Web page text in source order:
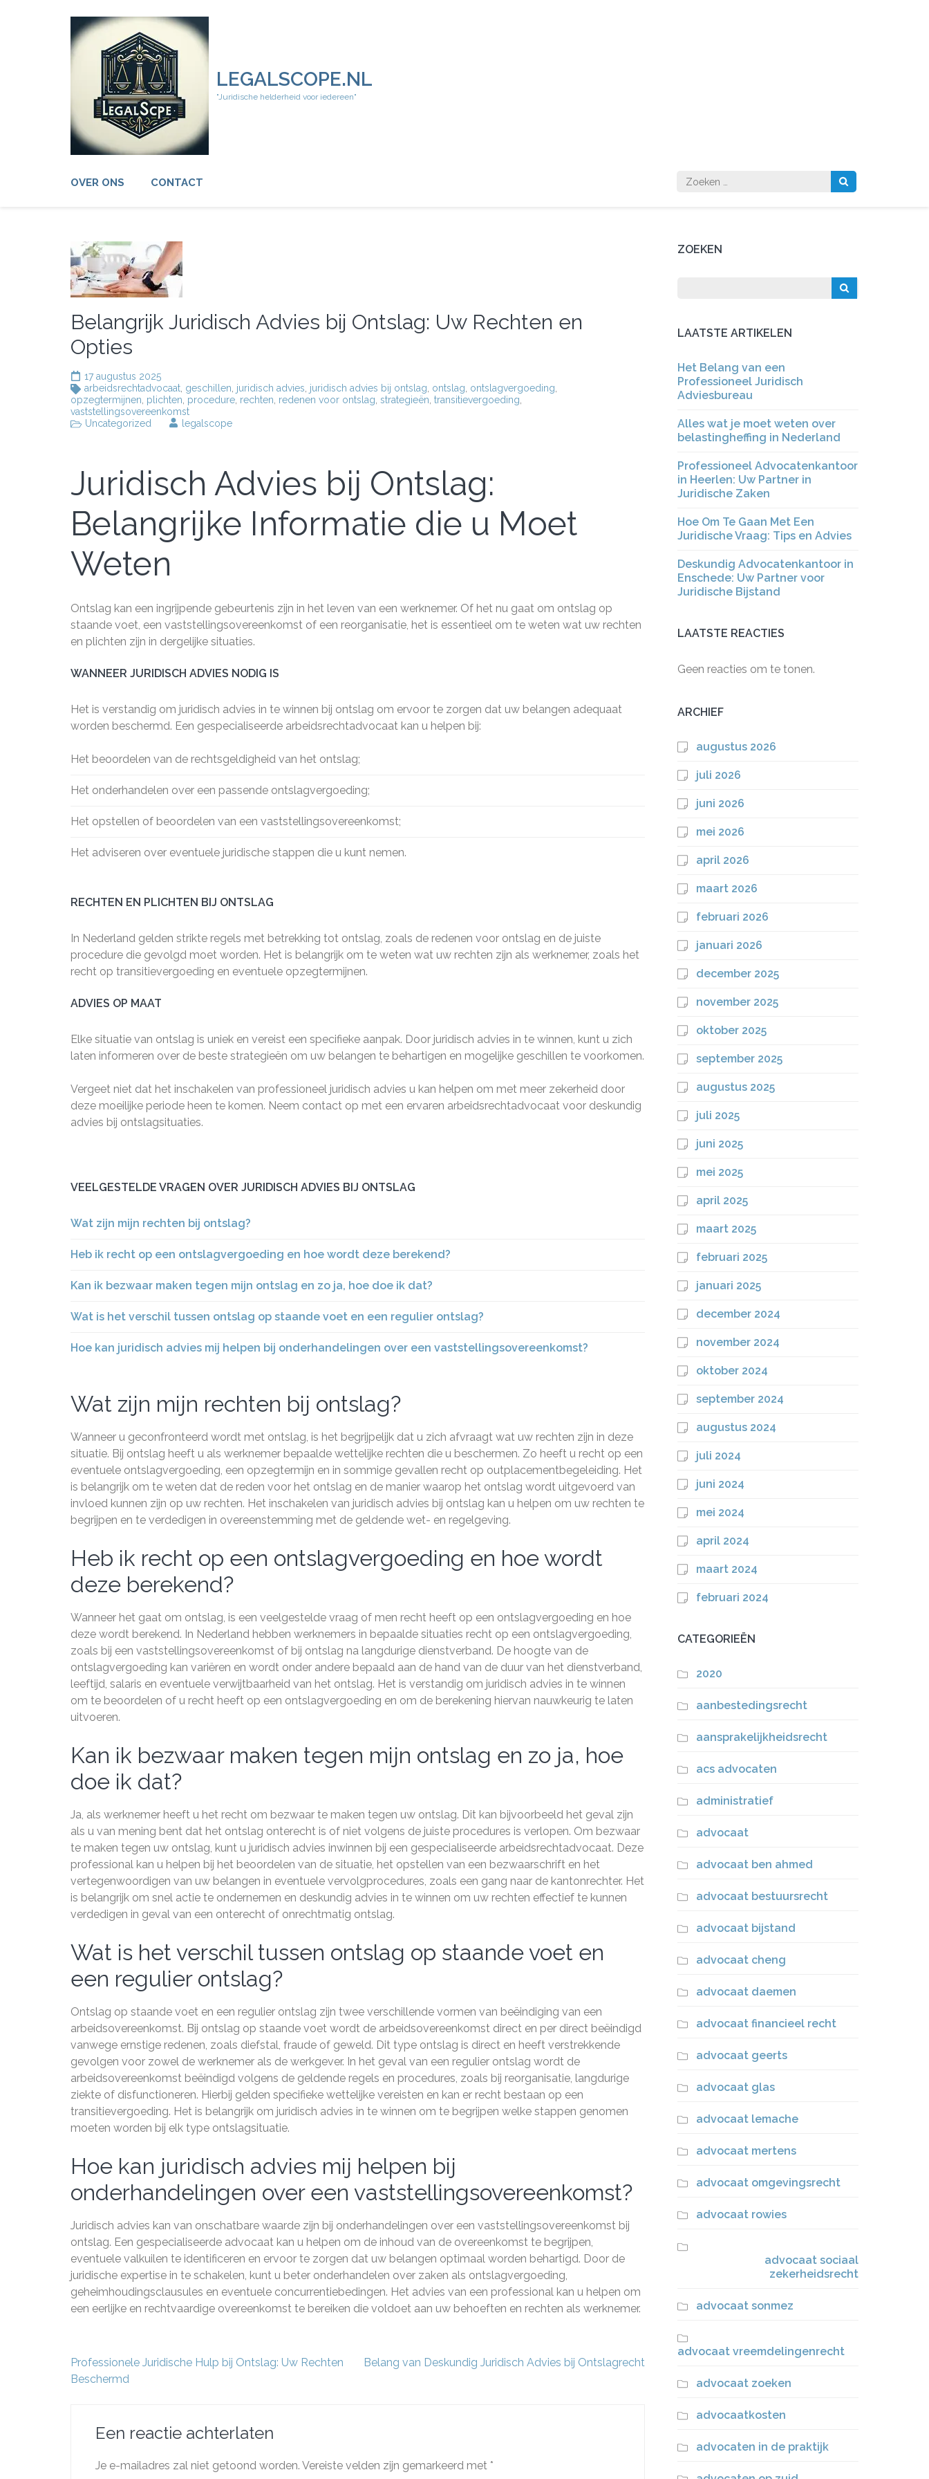
LEGALSCOPE.NL
"Juridische helderheid voor iedereen"
OVER ONS CONTACT
Zoeken
naar:
Belangrijk Juridisch Advies bij Ontslag: Uw Rechten en
Opties
17 augustus 2025
arbeidsrechtadvocaat geschillen juridisch advies juridisch advies bij ontslag ontslag ontslagvergoeding
opzegtermijnen plichten procedure rechten redenen voor ontslag strategieën transitievergoeding
vaststellingsovereenkomst
Uncategorized
legalscope
Juridisch Advies bij Ontslag:
Belangrijke Informatie die u Moet
Weten
Ontslag kan een ingrijpende gebeurtenis zijn in het leven van een werknemer. Of het nu gaat om ontslag op
staande voet, een vaststellingsovereenkomst of een reorganisatie, het is essentieel om te weten wat uw rechten
en plichten zijn in dergelijke situaties.
WANNEER JURIDISCH ADVIES NODIG IS
Het is verstandig om juridisch advies in te winnen bij ontslag om ervoor te zorgen dat uw belangen adequaat
worden beschermd. Een gespecialiseerde arbeidsrechtadvocaat kan u helpen bij:
Het beoordelen van de rechtsgeldigheid van het ontslag;
Het onderhandelen over een passende ontslagvergoeding;
Het opstellen of beoordelen van een vaststellingsovereenkomst;
Het adviseren over eventuele juridische stappen die u kunt nemen.
RECHTEN EN PLICHTEN BIJ ONTSLAG
In Nederland gelden strikte regels met betrekking tot ontslag, zoals de redenen voor ontslag en de juiste
procedure die gevolgd moet worden. Het is belangrijk om te weten wat uw rechten zijn als werknemer, zoals het
recht op transitievergoeding en eventuele opzegtermijnen.
ADVIES OP MAAT
Elke situatie van ontslag is uniek en vereist een specifieke aanpak. Door juridisch advies in te winnen, kunt u zich
laten informeren over de beste strategieën om uw belangen te behartigen en mogelijke geschillen te voorkomen.
Vergeet niet dat het inschakelen van professioneel juridisch advies u kan helpen om met meer zekerheid door
deze moeilijke periode heen te komen. Neem contact op met een ervaren arbeidsrechtadvocaat voor deskundig
advies bij ontslagsituaties.
VEELGESTELDE VRAGEN OVER JURIDISCH ADVIES BIJ ONTSLAG
Wat zijn mijn rechten bij ontslag?
Heb ik recht op een ontslagvergoeding en hoe wordt deze berekend?
Kan ik bezwaar maken tegen mijn ontslag en zo ja, hoe doe ik dat?
Wat is het verschil tussen ontslag op staande voet en een regulier ontslag?
Hoe kan juridisch advies mij helpen bij onderhandelingen over een vaststellingsovereenkomst?
Wat zijn mijn rechten bij ontslag?
Wanneer u geconfronteerd wordt met ontslag, is het begrijpelijk dat u zich afvraagt wat uw rechten zijn in deze
situatie. Bij ontslag heeft u als werknemer bepaalde wettelijke rechten die u beschermen. Zo heeft u recht op een
eventuele ontslagvergoeding, een opzegtermijn en in sommige gevallen recht op outplacementbegeleiding. Het
is belangrijk om te weten dat de reden voor het ontslag en de manier waarop het ontslag wordt uitgevoerd van
invloed kunnen zijn op uw rechten. Het inschakelen van juridisch advies bij ontslag kan u helpen om uw rechten te
begrijpen en te verdedigen in overeenstemming met de geldende wet- en regelgeving.
Heb ik recht op een ontslagvergoeding en hoe wordt
deze berekend?
Wanneer het gaat om ontslag, is een veelgestelde vraag of men recht heeft op een ontslagvergoeding en hoe
deze wordt berekend. In Nederland hebben werknemers in bepaalde situaties recht op een ontslagvergoeding,
zoals bij een vaststellingsovereenkomst of bij ontslag na langdurige dienstverband. De hoogte van de
ontslagvergoeding kan variëren en wordt onder andere bepaald aan de hand van de duur van het dienstverband,
leeftijd, salaris en eventuele verwijtbaarheid van het ontslag. Het is verstandig om juridisch advies in te winnen
om te beoordelen of u recht heeft op een ontslagvergoeding en om de berekening hiervan nauwkeurig te laten
uitvoeren.
Kan ik bezwaar maken tegen mijn ontslag en zo ja, hoe
doe ik dat?
Ja, als werknemer heeft u het recht om bezwaar te maken tegen uw ontslag. Dit kan bijvoorbeeld het geval zijn
als u van mening bent dat het ontslag onterecht is of niet volgens de juiste procedures is verlopen. Om bezwaar
te maken tegen uw ontslag, kunt u juridisch advies inwinnen bij een gespecialiseerde arbeidsrechtadvocaat. Deze
professional kan u helpen bij het beoordelen van de situatie, het opstellen van een bezwaarschrift en het
vertegenwoordigen van uw belangen in eventuele vervolgprocedures, zoals een gang naar de kantonrechter. Het
is belangrijk om snel actie te ondernemen en deskundig advies in te winnen om uw rechten effectief te kunnen
verdedigen in geval van een onterecht of onrechtmatig ontslag.
Wat is het verschil tussen ontslag op staande voet en
een regulier ontslag?
Ontslag op staande voet en een regulier ontslag zijn twee verschillende vormen van beëindiging van een
arbeidsovereenkomst. Bij ontslag op staande voet wordt de arbeidsovereenkomst direct en per direct beëindigd
vanwege ernstige redenen, zoals diefstal, fraude of geweld. Dit type ontslag is direct en heeft verstrekkende
gevolgen voor zowel de werknemer als de werkgever. In het geval van een regulier ontslag wordt de
arbeidsovereenkomst beëindigd volgens de geldende regels en procedures, zoals bij reorganisatie, langdurige
ziekte of disfunctioneren. Hierbij gelden specifieke wettelijke vereisten en kan er recht bestaan op een
transitievergoeding. Het is belangrijk om juridisch advies in te winnen om te begrijpen welke stappen genomen
moeten worden bij elk type ontslagsituatie.
Hoe kan juridisch advies mij helpen bij
onderhandelingen over een vaststellingsovereenkomst?
Juridisch advies kan van onschatbare waarde zijn bij onderhandelingen over een vaststellingsovereenkomst bij
ontslag. Een gespecialiseerde advocaat kan u helpen om de inhoud van de overeenkomst te begrijpen,
eventuele valkuilen te identificeren en ervoor te zorgen dat uw belangen optimaal worden behartigd. Door de
juridische expertise in te schakelen, kunt u beter onderhandelen over zaken als ontslagvergoeding,
geheimhoudingsclausules en eventuele concurrentiebedingen. Het advies van een professional kan u helpen om
een eerlijke en rechtvaardige overeenkomst te bereiken die voldoet aan uw behoeften en rechten als werknemer.
Berichtnavigatie
Professionele Juridische Hulp bij Ontslag: Uw Rechten
Beschermd
Belang van Deskundig Juridisch Advies bij Ontslagrecht
Een reactie achterlaten
Je e-mailadres zal niet getoond worden. Vereiste velden zijn gemarkeerd met *
ZOEKEN
LAATSTE ARTIKELEN
Het Belang van een
Professioneel Juridisch
Adviesbureau
Alles wat je moet weten over
belastingheffing in Nederland
Professioneel Advocatenkantoor
in Heerlen: Uw Partner in
Juridische Zaken
Hoe Om Te Gaan Met Een
Juridische Vraag: Tips en Advies
Deskundig Advocatenkantoor in
Enschede: Uw Partner voor
Juridische Bijstand
LAATSTE REACTIES
Geen reacties om te tonen.
ARCHIEF
augustus 2026
juli 2026
juni 2026
mei 2026
april 2026
maart 2026
februari 2026
januari 2026
december 2025
november 2025
oktober 2025
september 2025
augustus 2025
juli 2025
juni 2025
mei 2025
april 2025
maart 2025
februari 2025
januari 2025
december 2024
november 2024
oktober 2024
september 2024
augustus 2024
juli 2024
juni 2024
mei 2024
april 2024
maart 2024
februari 2024
CATEGORIEËN
2020
aanbestedingsrecht
aansprakelijkheidsrecht
acs advocaten
administratief
advocaat
advocaat ben ahmed
advocaat bestuursrecht
advocaat bijstand
advocaat cheng
advocaat daemen
advocaat financieel recht
advocaat geerts
advocaat glas
advocaat lemache
advocaat mertens
advocaat omgevingsrecht
advocaat rowies
advocaat sociaal
zekerheidsrecht
advocaat sonmez
advocaat vreemdelingenrecht
advocaat zoeken
advocaatkosten
advocaten in de praktijk